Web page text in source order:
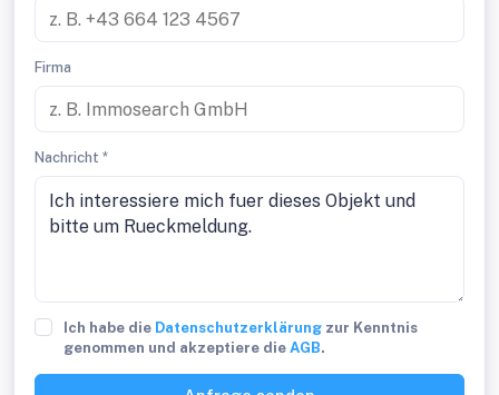
Firma
Nachricht *
Ich habe die Datenschutzerklärung zur Kenntnis
genommen und akzeptiere die AGB.